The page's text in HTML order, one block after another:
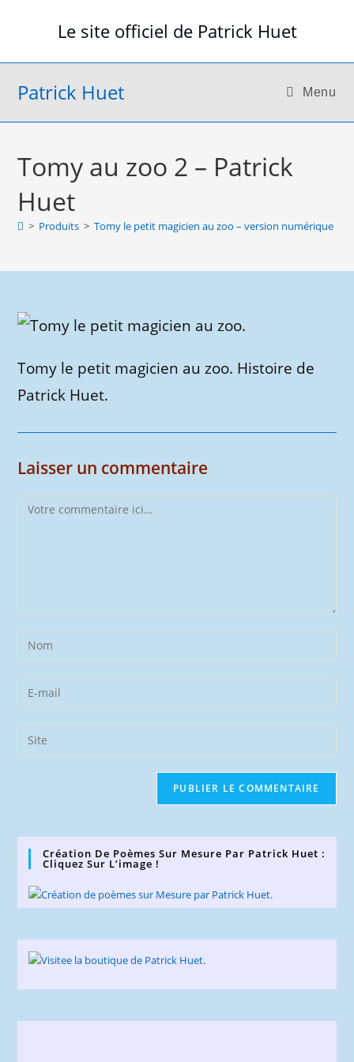
Le site officiel de Patrick Huet
Patrick Huet Menu
Tomy au zoo 2 – Patrick
Huet
> Produits > Tomy le petit magicien au zoo – version numérique
Tomy le petit magicien au zoo. Histoire de
Patrick Huet.
Laisser un commentaire
Comment
Enter
your
name
comment
Enter
your
email
address
Saisir
l’URL
Création De Poèmes Sur Mesure Par Patrick Huet :
Cliquez Sur L’image !